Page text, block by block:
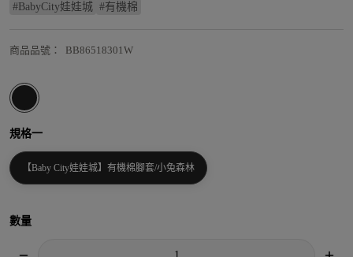
# BabyCity娃娃城 #有機棉
商品品號 ： BB86518301W
規格一
【Baby City娃娃城】有機棉腳套/小兔森林
數量